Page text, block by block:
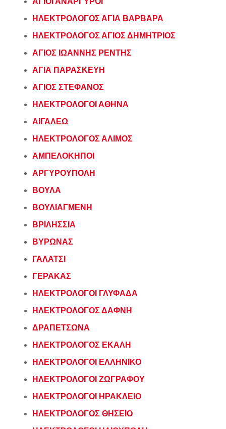
ΗΛΕΚΤΡΟΛΟΓΟΣ ΑΓΙΑ ΒΑΡΒΑΡΑ
ΗΛΕΚΤΡΟΛΟΓΟΣ ΑΓΙΟΣ ΔΗΜΗΤΡΙΟΣ
ΑΓΙΟΣ ΙΩΑΝΝΗΣ ΡΕΝΤΗΣ
ΑΓΙΑ ΠΑΡΑΣΚΕΥΗ
ΑΓΙΟΣ ΣΤΕΦΑΝΟΣ
ΗΛΕΚΤΡΟΛΟΓΟΙ ΑΘΗΝΑ
ΑΙΓΑΛΕΩ
ΗΛΕΚΤΡΟΛΟΓΟΣ ΑΛΙΜΟΣ
ΑΜΠΕΛΟΚΗΠΟΙ
ΑΡΓΥΡΟΥΠΟΛΗ
ΒΟΥΛΑ
ΒΟΥΛΙΑΓΜΕΝΗ
ΒΡΙΛΗΣΣΙΑ
ΒΥΡΩΝΑΣ
ΓΑΛΑΤΣΙ
ΓΕΡΑΚΑΣ
ΗΛΕΚΤΡΟΛΟΓΟΙ ΓΛΥΦΑΔΑ
ΗΛΕΚΤΡΟΛΟΓΟΣ ΔΑΦΝΗ
ΔΡΑΠΕΤΣΩΝΑ
ΗΛΕΚΤΡΟΛΟΓΟΣ ΕΚΑΛΗ
ΗΛΕΚΤΡΟΛΟΓΟΙ ΕΛΛΗΝΙΚΟ
ΗΛΕΚΤΡΟΛΟΓΟΙ ΖΩΓΡΑΦΟΥ
ΗΛΕΚΤΡΟΛΟΓΟΙ ΗΡΑΚΛΕΙΟ
ΗΛΕΚΤΡΟΛΟΓΟΣ ΘΗΣΕΙΟ